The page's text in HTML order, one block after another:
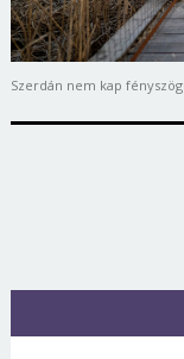
Szerdán nem kap